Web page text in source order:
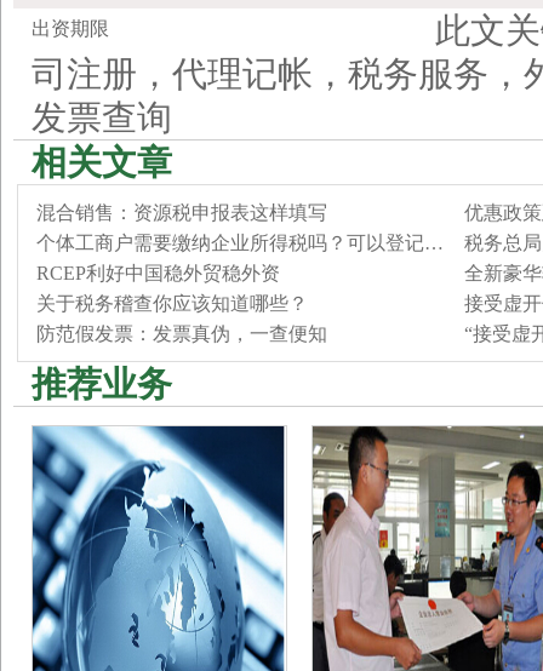
出资期限
此文
司注册，代理记帐，税务服务，
发票查询
相关文章
混合销售：资源税申报表这样填写
优惠政
个体工商户需要缴纳企业所得税吗？可以登记…
税务总
RCEP利好中国稳外贸稳外资
全新豪
关于税务稽查你应该知道哪些？
接受虚
防范假发票：发票真伪，一查便知
“接受虚
推荐业务